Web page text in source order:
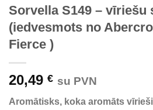
Sorvella S149 – vīriešu
(iedvesmots no
Fierce )
20,49 € su PVN
Aromātisks, koka aromāts